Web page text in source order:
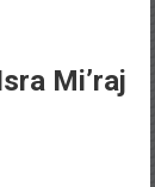
Mi’raj